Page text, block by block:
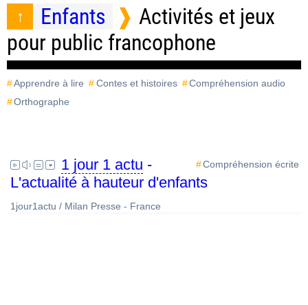
Enfants
Activités et jeux
pour public francophone
Apprendre à lire Contes et histoires
Compréhension audio
Orthographe
Compréhension écrite
1 jour 1 actu -
L'actualité à hauteur d'enfants
1jour1actu / Milan Presse - France